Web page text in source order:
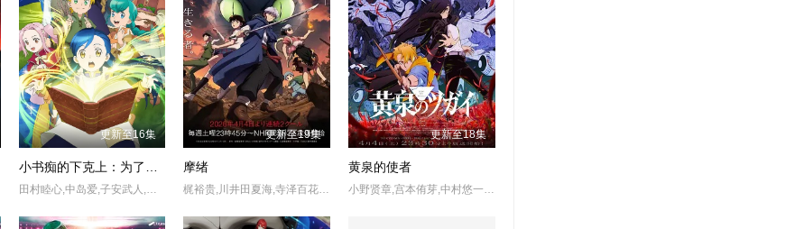
更新至16集
田村睦心,中岛爱,子安武人,生天目仁美,井口裕香,前野智昭,折笠富美子,小山刚志,日野聪,中博史,内田彩,速水奖
更新至19集
摩绪
梶裕贵,川井田夏海,寺泽百花,下野纮,丰永利行,兴津和幸,くまいもとこ,日笠阳子,清水理沙,上田丽奈,松山鹰志
更新至18集
黄泉的使者
小野贤章,宫本侑芽,中村悠一,久野美咲,小山力也,本田贵子,岛袋美由利,诹访部顺一